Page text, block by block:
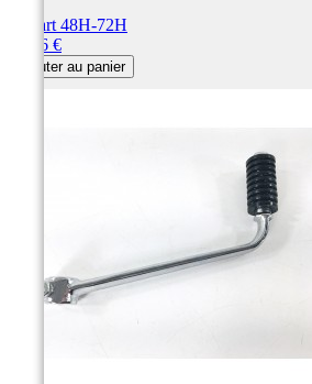
Départ 48H-72H
32,56 €
Ajouter au panier